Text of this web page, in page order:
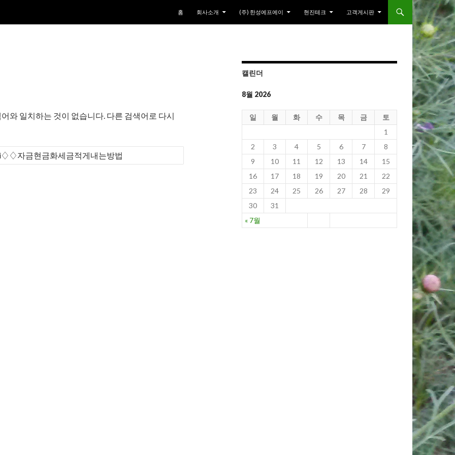
홈
회사소개 (주) 한성에프에이 현진테크 고객게시판
와 일치하는 것이 없습니다. 다른 검색어로 다시
캘린더
8월 2026
일 월 화 수 목 금 토
« 7월
1
2
3 4 5 6 7
8
9
10 11 12 13 14
15
16
17 18 19 20 21
22
23
24 25 26 27 28
29
30
31